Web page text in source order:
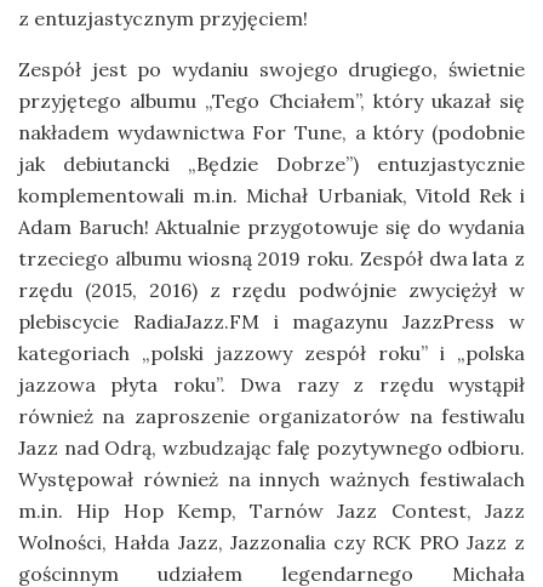
z entuzjastycznym przyjęciem!
Zespół jest po wydaniu swojego drugiego, świetnie
przyjętego albumu „Tego Chciałem”, który ukazał się
nakładem wydawnictwa For Tune, a który (podobnie
jak debiutancki „Będzie Dobrze”) entuzjastycznie
komplementowali m.in. Michał Urbaniak, Vitold Rek i
Adam Baruch! Aktualnie przygotowuje się do wydania
trzeciego albumu wiosną 2019 roku. Zespół dwa lata z
rzędu (2015, 2016) z rzędu podwójnie zwyciężył w
plebiscycie RadiaJazz.FM i magazynu JazzPress w
kategoriach „polski jazzowy zespół roku” i „polska
jazzowa płyta roku”. Dwa razy z rzędu wystąpił
również na zaproszenie organizatorów na festiwalu
Jazz nad Odrą, wzbudzając falę pozytywnego odbioru.
Występował również na innych ważnych festiwalach
m.in. Hip Hop Kemp, Tarnów Jazz Contest, Jazz
Wolności, Hałda Jazz, Jazzonalia czy RCK PRO Jazz z
gościnnym udziałem legendarnego Michała